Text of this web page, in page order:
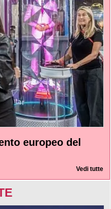
europeo del
Vedi tutte